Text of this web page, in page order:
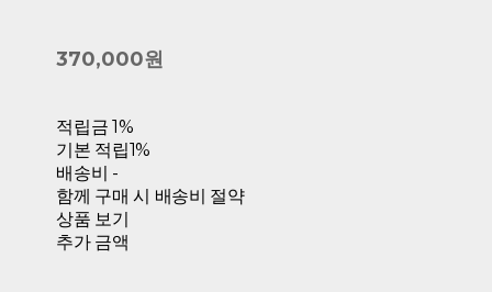
370,000원
적립금 1%
기본 적립1%
배송비 -
함께 구매 시 배송비 절약
상품 보기
추가 금액